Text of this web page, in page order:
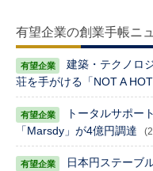
有望企業の創業手帳ニ
建築・テクノロ
荘を手がける「NOT A
トータルサポー
「Marsdy」が4億円調達
日本円ステーブ